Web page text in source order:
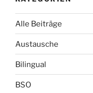
Alle Beiträge
Austausche
Bilingual
BSO